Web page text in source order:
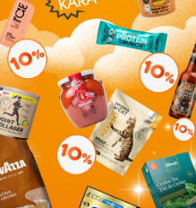
mėsos patiekalams, kuriame